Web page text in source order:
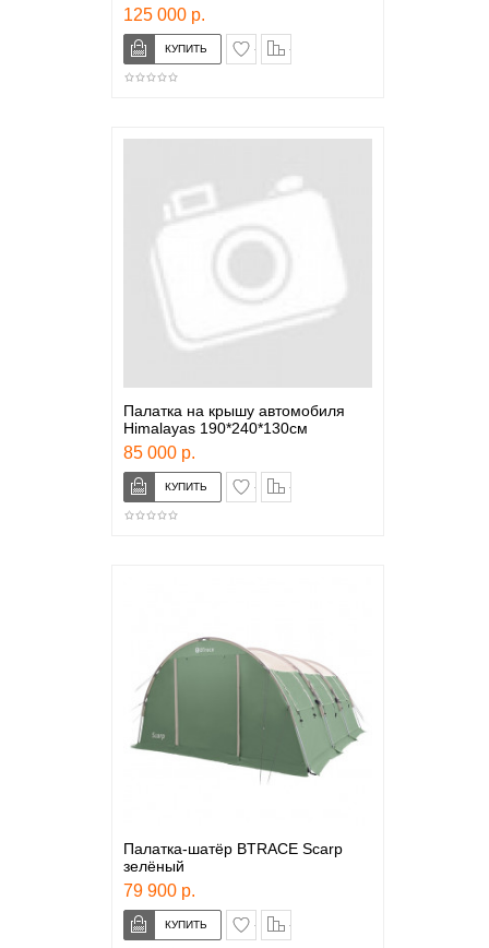
125 000 р.
в закладки
Палатка на крышу автомобиля
Himalayas 190*240*130см
85 000 р.
в закладки
Палатка-шатёр BTRACE Scarp
зелёный
79 900 р.
в закладки